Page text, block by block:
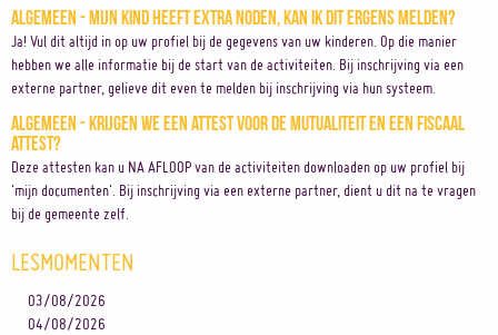
Algemeen - Mijn kind heeft extra noden, kan ik dit ergens melden?
Ja! Vul dit altijd in op uw profiel bij de gegevens van uw kinderen. Op die manier
hebben we alle informatie bij de start van de activiteiten. Bij inschrijving via een
externe partner, gelieve dit even te melden bij inschrijving via hun systeem.
Algemeen - Krijgen we een attest voor de mutualiteit en een fiscaal
attest?
Deze attesten kan u NA AFLOOP van de activiteiten downloaden op uw profiel bij
'mijn documenten'. Bij inschrijving via een externe partner, dient u dit na te vragen
bij de gemeente zelf.
LESMOMENTEN
03/08/2026
04/08/2026